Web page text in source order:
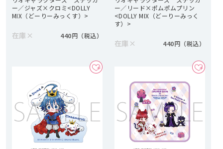
ー／ジャズ×クロミ<DOLLY
MIX（どーりーみっくす）>
在庫 × 440円
ー／リード×ポムポムプリン
<DOLLY MIX（どーりーみっく
す）>
在庫 × 440円